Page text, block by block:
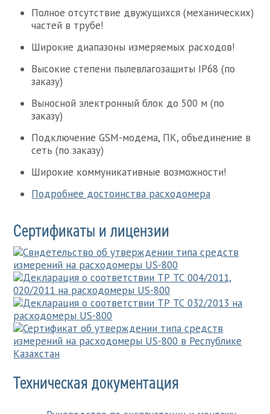
Полное отсутствие двужущихся (механических)
частей в трубе!
Широкие диапазоны измеряемых расходов!
Высокие степени пылевлагозащиты IP68 (по
заказу)
Выносной электронный блок до 500 м (по
заказу)
Подключение GSM-модема, ПК, объединение в
сеть (по заказу)
Широкие коммуникативные возможности!
Подробнее достоинства расходомера
Сертификаты и лицензии
Техническая документация